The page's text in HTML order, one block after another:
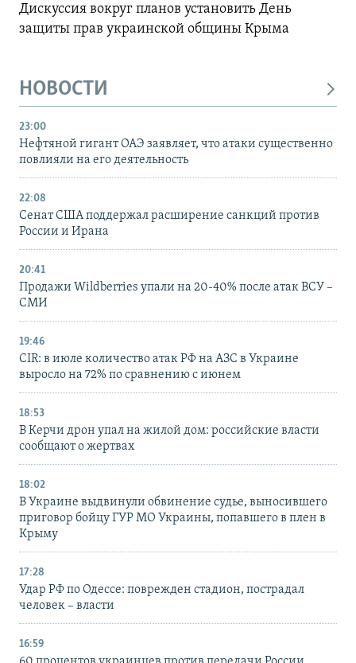
Дискуссия вокруг планов установить День
защиты прав украинской общины Крыма
НОВОСТИ
23:00
Нефтяной гигант ОАЭ заявляет, что атаки существенно
повлияли на его деятельность
22:08
Сенат США поддержал расширение санкций против
России и Ирана
20:41
Продажи Wildberries упали на 20-40% после атак ВСУ –
СМИ
19:46
CIR: в июле количество атак РФ на АЗС в Украине
выросло на 72% по сравнению с июнем
18:53
В Керчи дрон упал на жилой дом: российские власти
сообщают о жертвах
18:02
В Украине выдвинули обвинение судье, выносившего
приговор бойцу ГУР МО Украины, попавшего в плен в
Крыму
17:28
Удар РФ по Одессе: поврежден стадион, пострадал
человек – власти
16:59